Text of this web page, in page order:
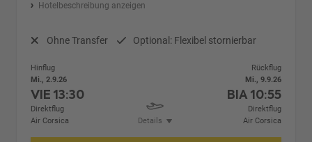
Hotelbeschreibung anzeigen
Ohne Transfer Optional: Flexibel stornierbar
Hinflug
Mi., 2.9.26
VIE13:30
Direktflug
Air Corsica
Details
Rückflug
Mi., 9.9.26
BIA 10:55
Direktflug
Air Corsica